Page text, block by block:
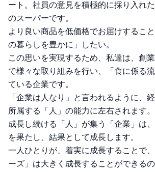
ート。社員の意見を積極的に採り入れ
のスーパーです。
より良い商品を低価格でお届けするこ
の暮らしを豊かに」したい。
この思いを実現するため、私達は、創
で様々な取り組みを行い、「食に係る
ている企業です。
「企業は人なり」と言われるように、
所属する「人」の能力に左右されます。
成長し続ける「人」が集う「企業」は
を果たし、結果として成長します。
一人ひとりが、着実に成長することで
ーズ」は大きく成長することができるの